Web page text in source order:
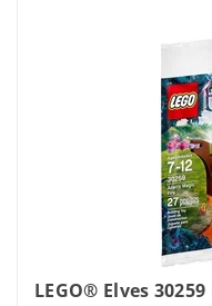
LEGO® Elves